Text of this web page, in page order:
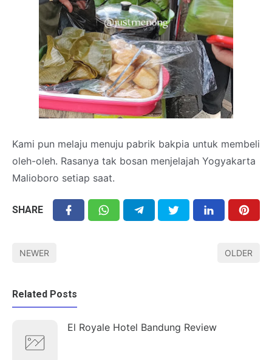
Kami pun melaju menuju pabrik bakpia untuk membeli
oleh-oleh. Rasanya tak bosan menjelajah Yogyakarta
Malioboro setiap saat.
SHARE
NEWER OLDER
Related Posts
El Royale Hotel Bandung Review